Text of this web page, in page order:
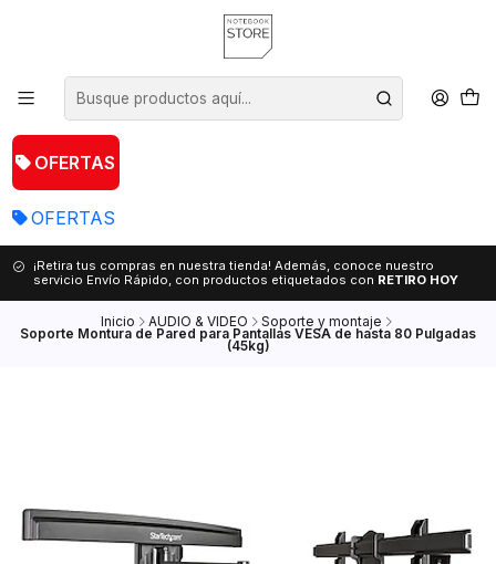
OFERTAS
OFERTAS
¡Retira tus compras en nuestra tienda! Además, conoce nuestro
servicio Envío Rápido, con productos etiquetados con RETIRO HOY
Inicio AUDIO & VIDEO Soporte y montaje
Soporte Montura de Pared para Pantallas VESA de hasta 80 Pulgadas
(45kg)